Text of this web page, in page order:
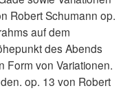
Robert Schumann op.
auf dem
des Abends
Form von Variationen.
op. 13 von Robert